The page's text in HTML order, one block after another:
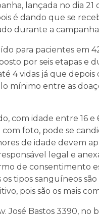
lançada no dia 21
é dando que se
durante a
para pacientes em
por seis etapas e
4 vidas já que
mínimo entre as
com idade entre 16 e
foto, pode se
de idade devem
legal e
de consentimento
os tipos sanguíneos
pois são os mais
José Bastos 3390, no